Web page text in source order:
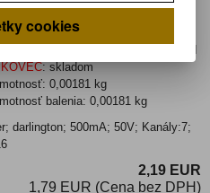
číslo:0133533 Výrobca:
(mesiacov):
dodania(prac.dni)-platí pre sklad
:skladom
0,00181 kg
balenia:0,00181 kg
darlington; 500mA; 50V; Kanály:7;
2,19 EUR
1,79 EUR (Cena bez DPH)
cookies